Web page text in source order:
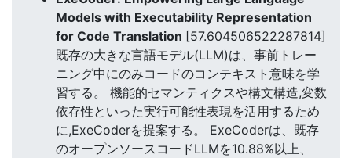
Models with Executability Representation
for Code Translation [57.604506522287814]
既存の大きな言語モデル(LLM)は、事前トレー
ニング中にのみコードのコンテキスト意味を学
習する。 機能的セマンティクスや構文構造,変数
依存性といった実行可能性表現を活用するため
に,ExeCoderを提案する。 ExeCoderは、既存
のオープンソースコードLLMを10.88%以上、